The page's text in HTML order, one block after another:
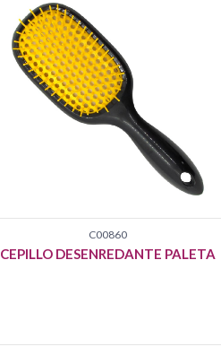
C00860
CEPILLO DESENREDANTE PALETA